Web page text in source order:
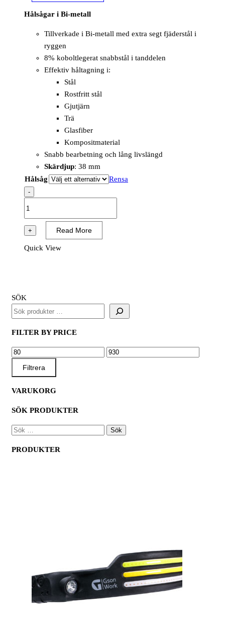
Hålsågar i Bi-metall
Tillverkade i Bi-metall med extra segt fjäderstål i
ryggen
8% koboltlegerat snabbstål i tanddelen
Effektiv håltagning i:
Stål
Rostfritt stål
Gjutjärn
Trä
Glasfiber
Kompositmaterial
Snabb bearbetning och lång livslängd
Skärdjup: 38 mm
Hålsåg
Rensa
-
Bi-
Cobolt
+ Read More
Quick View
SÖK
FILTER BY PRICE
MIN
PRIS
MAX
Filtrera
VARUKORG
SÖK PRODUKTER
SÖK
PRODUKTER